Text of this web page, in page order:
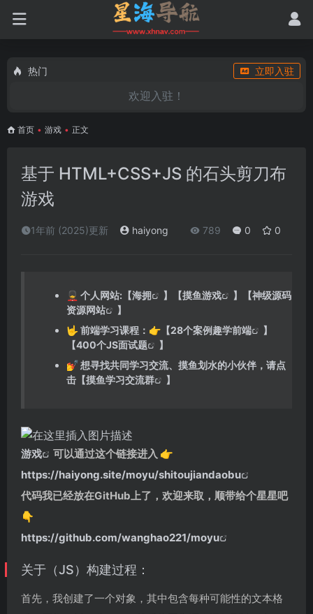
热门 立即入驻
欢迎入驻！
首页 • 游戏 • 正文
基于 HTML+CSS+JS 的石头剪刀布
游戏
1年前 (2025)更新 haiyong 789 0 0
💂 个人网站:【海拥 】【摸鱼游戏 】【神级源码
资源网站
】
🤟 前端学习课程：👉【28个案例趣学前端
】
【400个JS面试题
】
💅 想寻找共同学习交流、摸鱼划水的小伙伴，请点
击【摸鱼学习交流群 】
游戏
可以通过这个链接进入 👉
https://haiyong.site/moyu/shitoujiandaobu
代码我已经放在GitHub上了，欢迎来取，顺带给个星星吧
👇
https://github.com/wanghao221/moyu
关于（JS）构建过程：
首先，我创建了一个对象，其中包含每种可能性的文本格